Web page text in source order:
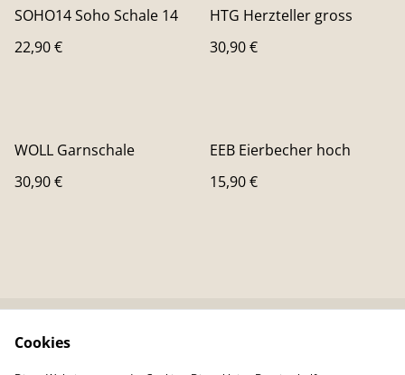
SOHO14 Soho Schale 14
22,90 €
HTG Herzteller gross
30,90 €
WOLL Garnschale
30,90 €
EEB Eierbecher hoch
15,90 €
Kontaktieren Sie uns
Cookies